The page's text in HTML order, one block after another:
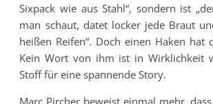
Sixpack wie aus Stahl“, sondern ist
man schaut, datet locker jede Braut
heißen Reifen“. Doch einen Haken hat
Kein Wort von ihm ist in Wirklichkeit
Stoff für eine spannende Story.